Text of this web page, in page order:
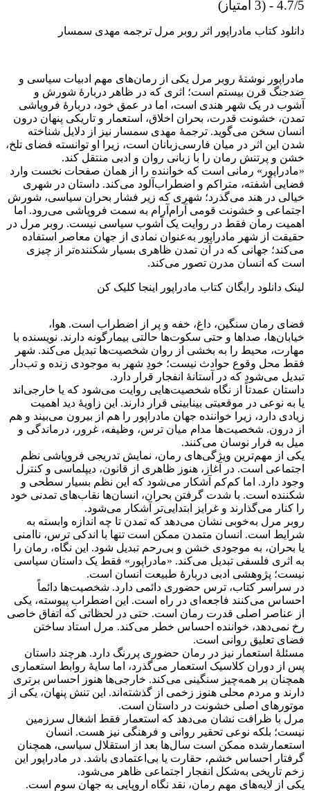
4.7/5 - (3 امتیاز)
دانلود کتاب مادراپور اثر روبر مرل ترجمه مهدی سمسار
مادراپور نوشتهٔ روبر مرل یکی از رمان‌های مهم ادبیات سیاسی و
ضدجنگ قرن بیستم است؛ اثری که در ظاهر دربارهٔ شورش و
آشوب در یک شهر هندی است، اما در عمق خود، دربارهٔ فروپاشی
تمدن، خشونت قدرت، بحران اخلاق، استعمار و تاریکی پنهان درون
انسان سخن می‌گوید. ترجمهٔ مهدی سمسار نیز از دلایل شناخته
شدن این اثر در میان فارسی‌زبانان است، زیرا او توانسته فضای تلخ،
خشن و پرتنش رمان را با زبانی روان و ادبی منتقل کند.
«مادراپور» رمانی است که خواننده را از همان صفحات نخست وارد
فضایی آشفته، متراکم و اضطراب‌آلود می‌کند. داستان در شهری
خیالی در هند می‌گذرد؛ شهری که زیر فشار بحران سیاسی، شورش
اجتماعی و خشونت قومی آرام‌آرام به سمت فروپاشی می‌رود. اما
اهمیت رمان فقط در روایت یک آشوب سیاسی نیست. روبر مرل در
حقیقت از شهر مادراپور به‌عنوان نمادی از جهان معاصر استفاده
می‌کند؛ جهانی که در آن تمدن ظاهری بسیار شکننده‌تر از چیزی
است که انسان مدرن تصور می‌کند.
لینک دانلود رایگان کتاب مادراپور اینجا کلیک کن
فضای رمان سنگین، داغ، خفه و پر از اضطراب است. هوا،
خیابان‌ها، صداها و حتی سکوت‌ها حالتی بیمارگونه دارند. نویسنده با
مهارت، محیط را به بخشی از روان شخصیت‌ها تبدیل می‌کند. شهر
فقط محل وقوع حوادث نیست؛ خودِ شهر به موجودی زنده و تب‌دار
تبدیل می‌شود که در آستانهٔ انفجار قرار دارد.
داستان عمدتاً از نگاه شخصیت‌هایی روایت می‌شود که یا خارجی‌اند
یا به نوعی در موقعیتی بینابینی قرار دارند. این زاویهٔ دید اهمیت
زیادی دارد، زیرا خواننده جهان مادراپور را هم از بیرون می‌بیند و هم
از درون. شخصیت‌ها مدام میان ترس، وظیفه، غرور، درماندگی و
میل به فرار نوسان می‌کنند.
یکی از مهم‌ترین ویژگی‌های رمان، نمایش تدریجی فروپاشی نظم
اجتماعی است. در آغاز، هنوز ظاهری از قانون، دیپلماسی و کنترل
وجود دارد. اما کم‌کم آشکار می‌شود که این نظم بسیار سطحی و
شکننده است. با شدت گرفتن بحران، انسان‌ها نقاب‌های تمدنی خود
را کنار می‌گذارند و غرایز ابتدایی‌تر آشکار می‌شود.
روبر مرل به‌خوبی نشان می‌دهد که تمدن تا چه اندازه وابسته به
شرایط است. انسان متمدن ممکن است تنها با اندکی ترس، ناامنی
یا بحران، به موجودی خشن و بی‌رحم تبدیل شود. این نگاه، رمان را
به اثری فلسفی تبدیل می‌کند. «مادراپور» فقط یک داستان سیاسی
نیست؛ پژوهشی ادبی دربارهٔ طبیعت انسان است.
در سراسر کتاب، ترس حضوری دائمی دارد. شخصیت‌ها دائماً
احساس می‌کنند فاجعه‌ای در راه است. این اضطراب پیوسته، یکی
از عناصر اصلی قدرت رمان است. حتی در لحظاتی که اتفاق خاصی
رخ نمی‌دهد، خواننده احساس خطر می‌کند. مرل استاد ساختن
فضای تعلیق روانی است.
مسئلهٔ استعمار نیز در رمان حضوری پررنگ دارد. هرچند داستان
پس از دوران کلاسیک استعمار می‌گذرد، اما سایهٔ روابط استعماری
همچنان بر همه‌چیز سنگینی می‌کند. خارجی‌ها هنوز احساس برتری
دارند و مردم محلی هنوز زخمی از گذشته‌اند. این تنش پنهان، یکی از
موتورهای اصلی خشونت در داستان است.
مرل با ظرافت نشان می‌دهد که استعمار فقط اشغال سرزمین
نیست؛ بلکه نوعی تحقیر روانی و فرهنگی نیز هست. انسان
استعمارشده ممکن است سال‌ها بعد از استقلال سیاسی، همچنان
گرفتار احساس خشم، حقارت یا بی‌اعتمادی باشد. در مادراپور این
زخم تاریخی به‌شکل انفجار اجتماعی ظاهر می‌شود.
یکی از لایه‌های مهم رمان، نقد نگاه اروپایی به جهان سوم است.